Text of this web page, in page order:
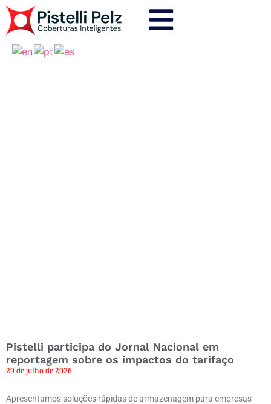
Pistelli participa do Jornal Nacional em
reportagem sobre os impactos do tarifaço
29 de julho de 2026
Apresentamos soluções rápidas de armazenagem para empresas